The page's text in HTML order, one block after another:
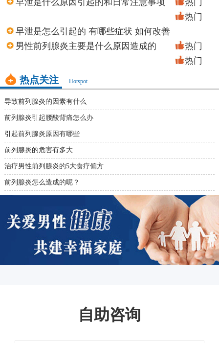
热门
早泄是什么原因引起的和日常注意事项
热门
早泄是怎么引起的 有哪些症状 如何改善
热门
男性前列腺炎主要是什么原因造成的
热门
热点关注 Hotspot
导致前列腺炎的因素有什么
前列腺炎引起腰酸背痛怎么办
引起前列腺炎原因有哪些
前列腺炎的危害有多大
治疗男性前列腺炎的5大食疗偏方
前列腺炎怎么造成的呢？
自助咨询